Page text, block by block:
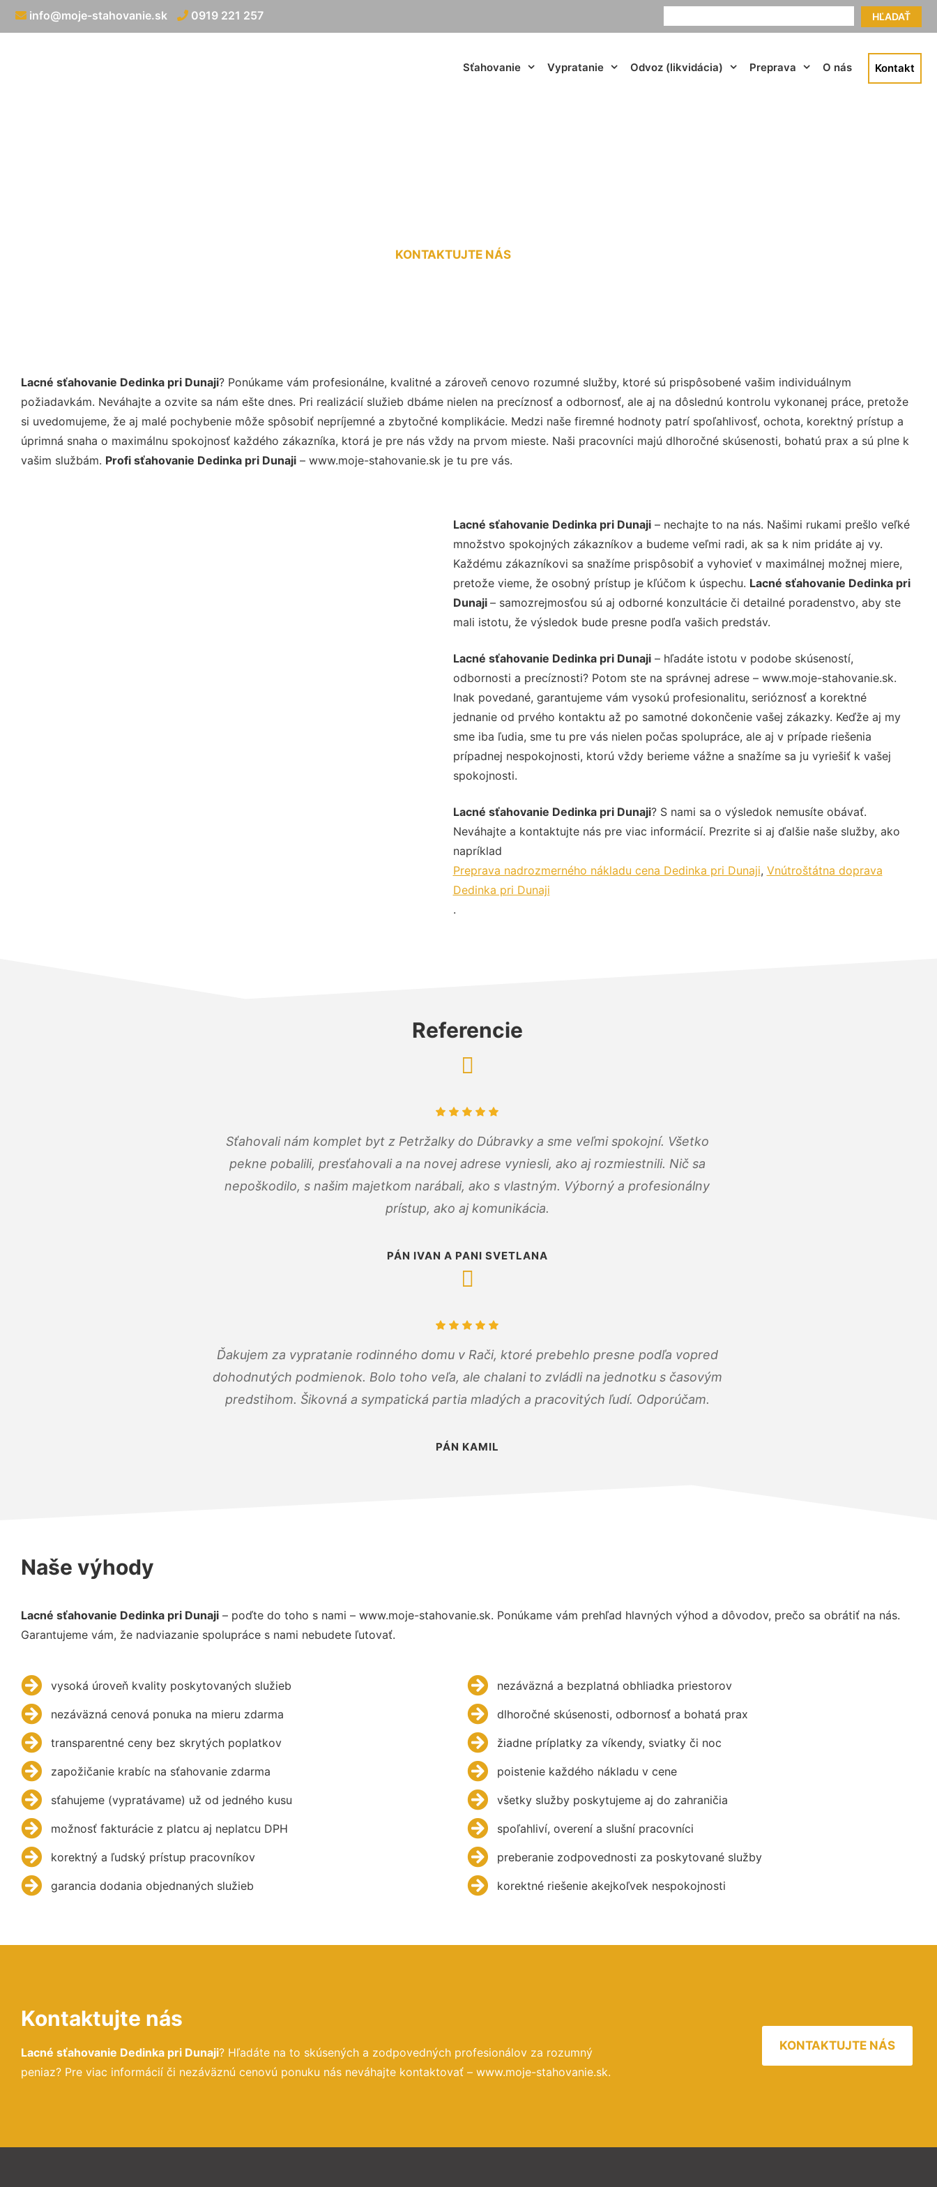
HĽADAŤ
info@moje-stahovanie.sk 0919 221 257
Sťahovanie Vypratanie Odvoz (likvidácia) Preprava O nás Kontakt
KONTAKTUJTE NÁS
Lacné sťahovanie Dedinka pri Dunaji? Ponúkame vám profesionálne, kvalitné a zároveň cenovo rozumné služby, ktoré sú prispôsobené vašim individuálnym
požiadavkám. Neváhajte a ozvite sa nám ešte dnes. Pri realizácií služieb dbáme nielen na precíznosť a odbornosť, ale aj na dôslednú kontrolu vykonanej práce, pretože
si uvedomujeme, že aj malé pochybenie môže spôsobiť nepríjemné a zbytočné komplikácie. Medzi naše firemné hodnoty patrí spoľahlivosť, ochota, korektný prístup a
úprimná snaha o maximálnu spokojnosť každého zákazníka, ktorá je pre nás vždy na prvom mieste. Naši pracovníci majú dlhoročné skúsenosti, bohatú prax a sú plne k
vašim službám. Profi sťahovanie Dedinka pri Dunaji – www.moje-stahovanie.sk je tu pre vás.
Lacné sťahovanie Dedinka pri Dunaji– nechajte to na nás. Našimi rukami prešlo veľké
množstvo spokojných zákazníkov a budeme veľmi radi, ak sa k nim pridáte aj vy.
Každému zákazníkovi sa snažíme prispôsobiť a vyhovieť v maximálnej možnej miere,
pretože vieme, že osobný prístup je kľúčom k úspechu. Lacné sťahovanie Dedinka pri
Dunaji – samozrejmosťou sú aj odborné konzultácie či detailné poradenstvo, aby ste
mali istotu, že výsledok bude presne podľa vašich predstáv.
Lacné sťahovanie Dedinka pri Dunaji– hľadáte istotu v podobe skúseností,
odbornosti a precíznosti? Potom ste na správnej adrese – www.moje-stahovanie.sk.
Inak povedané, garantujeme vám vysokú profesionalitu, serióznosť a korektné
jednanie od prvého kontaktu až po samotné dokončenie vašej zákazky. Keďže aj my
sme iba ľudia, sme tu pre vás nielen počas spolupráce, ale aj v prípade riešenia
prípadnej nespokojnosti, ktorú vždy berieme vážne a snažíme sa ju vyriešiť k vašej
spokojnosti.
Lacné sťahovanie Dedinka pri Dunaji? S nami sa o výsledok nemusíte obávať.
Neváhajte a kontaktujte nás pre viac informácií. Prezrite si aj ďalšie naše služby, ako
napríklad
Preprava nadrozmerného nákladu cena Dedinka pri Dunaji, Vnútroštátna doprava
Dedinka pri Dunaji
.
Referencie
Sťahovali nám komplet byt z Petržalky do Dúbravky a sme veľmi spokojní. Všetko
pekne pobalili, presťahovali a na novej adrese vyniesli, ako aj rozmiestnili. Nič sa
nepoškodilo, s našim majetkom narábali, ako s vlastným. Výborný a profesionálny
prístup, ako aj komunikácia.
PÁN IVAN A PANI SVETLANA
Ďakujem za vypratanie rodinného domu v Rači, ktoré prebehlo presne podľa vopred
dohodnutých podmienok. Bolo toho veľa, ale chalani to zvládli na jednotku s časovým
predstihom. Šikovná a sympatická partia mladých a pracovitých ľudí. Odporúčam.
PÁN KAMIL
Naše výhody
Lacné sťahovanie Dedinka pri Dunaji – poďte do toho s nami – www.moje-stahovanie.sk. Ponúkame vám prehľad hlavných výhod a dôvodov, prečo sa obrátiť na nás.
Garantujeme vám, že nadviazanie spolupráce s nami nebudete ľutovať.
vysoká úroveň kvality poskytovaných služieb
nezáväzná cenová ponuka na mieru zdarma
transparentné ceny bez skrytých poplatkov
zapožičanie krabíc na sťahovanie zdarma
sťahujeme (vypratávame) už od jedného kusu
možnosť fakturácie z platcu aj neplatcu DPH
korektný a ľudský prístup pracovníkov
garancia dodania objednaných služieb
nezáväzná a bezplatná obhliadka priestorov
dlhoročné skúsenosti, odbornosť a bohatá prax
žiadne príplatky za víkendy, sviatky či noc
poistenie každého nákladu v cene
všetky služby poskytujeme aj do zahraničia
spoľahliví, overení a slušní pracovníci
preberanie zodpovednosti za poskytované služby
korektné riešenie akejkoľvek nespokojnosti
Kontaktujte nás
Lacné sťahovanie Dedinka pri Dunaji? Hľadáte na to skúsených a zodpovedných profesionálov za rozumný
peniaz? Pre viac informácií či nezáväznú cenovú ponuku nás neváhajte kontaktovať – www.moje-stahovanie.sk.
KONTAKTUJTE NÁS